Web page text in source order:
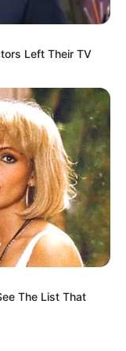
Left Their TV
The List That